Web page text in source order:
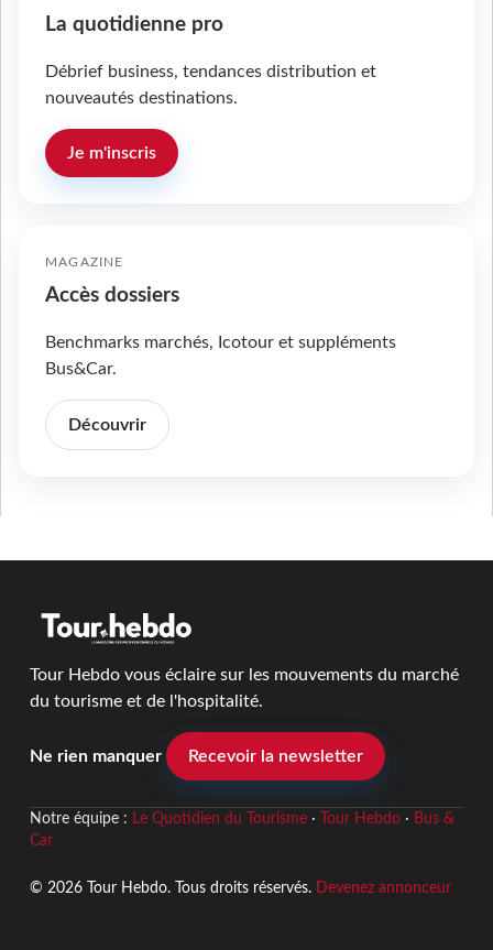
La quotidienne pro
Débrief business, tendances distribution et
nouveautés destinations.
Je m'inscris
MAGAZINE
Accès dossiers
Benchmarks marchés, Icotour et suppléments
Bus&Car.
Découvrir
Tour Hebdo vous éclaire sur les mouvements du marché
du tourisme et de l'hospitalité.
Ne rien manquer Recevoir la newsletter
Notre équipe : Le Quotidien du Tourisme· Tour Hebdo· Bus &
Car
© 2026 Tour Hebdo. Tous droits réservés. Devenez annonceur